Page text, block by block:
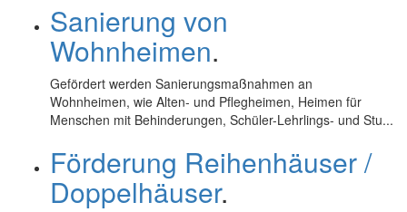
Sanierung von
Wohnheimen.
Gefördert werden Sanierungsmaßnahmen an
Wohnheimen, wie Alten- und Pflegheimen, Heimen für
Menschen mit Behinderungen, Schüler-Lehrlings- und Stu...
Förderung Reihenhäuser /
Doppelhäuser.